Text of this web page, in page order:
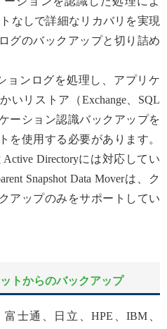
なしで詳細なリカバリを実現
グのバックアップと切り詰め
ョンログを処理し、アプリケ
いリストア（Exchange、SQL
ーション認識バックアップを
を使用する必要があります。
Active Directoryには対応してい
Snapshot Data Moverは、ク
アップのみをサポートしてい
トからのバックアップ
富士通、日立、HPE、IBM、